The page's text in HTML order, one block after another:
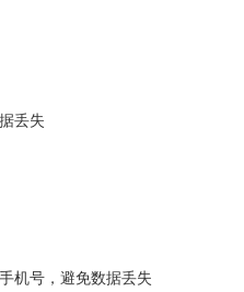
丢失
机号，避免数据丢失